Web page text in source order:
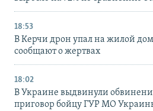
18:53
В Керчи дрон упал на жилой
сообщают о жертвах
18:02
В Украине выдвинули
приговор бойцу ГУР МО